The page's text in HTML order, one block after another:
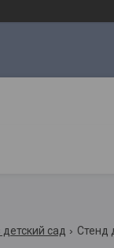
сад Стенд